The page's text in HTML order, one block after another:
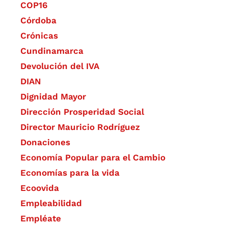
COP16
Córdoba
Crónicas
Cundinamarca
Devolución del IVA
DIAN
Dignidad Mayor
Dirección Prosperidad Social
Director Mauricio Rodríguez
Donaciones
Economía Popular para el Cambio
Economías para la vida
Ecoovida
Empleabilidad
Empléate